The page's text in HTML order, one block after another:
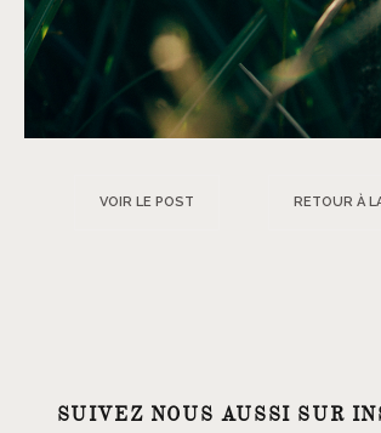
VOIR LE POST RETOUR À
SUIVEZ NOUS AUSSI SUR